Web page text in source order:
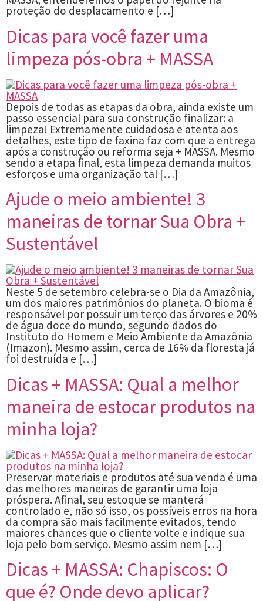
proteção do desplacamento e […]
Dicas para você fazer uma
limpeza pós-obra + MASSA
Depois de todas as etapas da obra, ainda existe um
passo essencial para sua construção finalizar: a
limpeza! Extremamente cuidadosa e atenta aos
detalhes, este tipo de faxina faz com que a entrega
após a construção ou reforma seja + MASSA. Mesmo
sendo a etapa final, esta limpeza demanda muitos
esforços e uma organização tal […]
Ajude o meio ambiente! 3
maneiras de tornar Sua Obra +
Sustentável
Neste 5 de setembro celebra-se o Dia da Amazônia,
um dos maiores patrimônios do planeta. O bioma é
responsável por possuir um terço das árvores e 20%
de água doce do mundo, segundo dados do
Instituto do Homem e Meio Ambiente da Amazônia
(Imazon). Mesmo assim, cerca de 16% da floresta já
foi destruída e […]
Dicas + MASSA: Qual a melhor
maneira de estocar produtos na
minha loja?
Preservar materiais e produtos até sua venda é uma
das melhores maneiras de garantir uma loja
próspera. Afinal, seu estoque se manterá
controlado e, não só isso, os possíveis erros na hora
da compra são mais facilmente evitados, tendo
maiores chances que o cliente volte e indique sua
loja pelo bom serviço. Mesmo assim nem […]
Dicas + MASSA: Chapiscos: O
que é? Onde devo aplicar?